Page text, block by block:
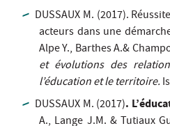
DUSSAUX M. (2017).
acteurs dans une
Alpe Y., Barthes A.&
et évolutions des
l’éducation et le territoire.
DUSSAUX M. (2017).
A., Lange J.M. & Tutiaux